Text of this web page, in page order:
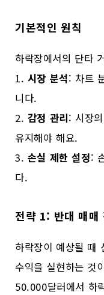
기본적인 원칙
하락장에서의 단타
1. 시장 분석: 차트
니다.
2. 감정 관리: 시장
유지해야 해요.
3. 손실 제한 설정:
다.
전략 1: 반대 매매
하락장이 예상될 때
수익을 실현하는 것
50.000달러에서 하